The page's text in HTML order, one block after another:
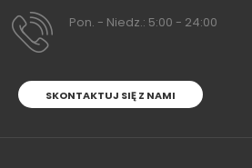
Pon. - Niedz.: 5:00 - 24:00
SKONTAKTUJ SIĘ Z NAMI